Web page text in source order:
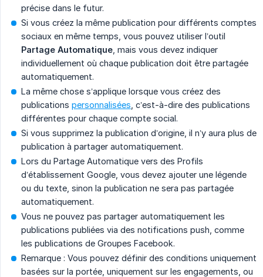
précise dans le futur.
Si vous créez la même publication pour différents comptes
sociaux en même temps, vous pouvez utiliser l’outil
Partage Automatique , mais vous devez indiquer
individuellement où chaque publication doit être partagée
automatiquement.
La même chose s’applique lorsque vous créez des
publications personnalisées , c’est-à-dire des publications
différentes pour chaque compte social.
Si vous supprimez la publication d’origine, il n’y aura plus de
publication à partager automatiquement.
Lors du Partage Automatique vers des Profils
d’établissement Google, vous devez ajouter une légende
ou du texte, sinon la publication ne sera pas partagée
automatiquement.
Vous ne pouvez pas partager automatiquement les
publications publiées via des notifications push, comme
les publications de Groupes Facebook.
Remarque : Vous pouvez définir des conditions uniquement
basées sur la portée, uniquement sur les engagements, ou